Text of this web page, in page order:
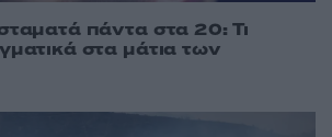
πάντα στα 20: Τι
στα μάτια των